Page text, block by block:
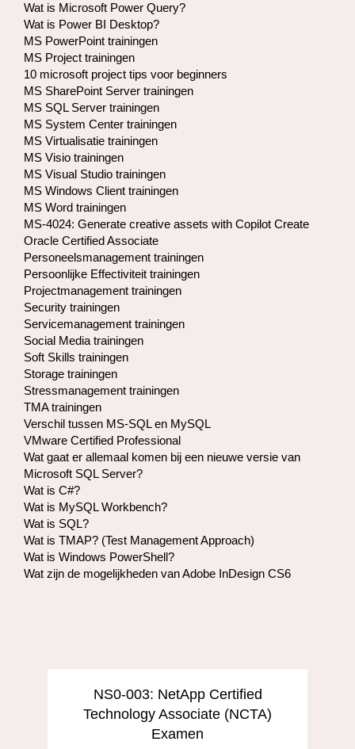
Wat is Microsoft Power Query?
Wat is Power BI Desktop?
MS PowerPoint trainingen
MS Project trainingen
10 microsoft project tips voor beginners
MS SharePoint Server trainingen
MS SQL Server trainingen
MS System Center trainingen
MS Virtualisatie trainingen
MS Visio trainingen
MS Visual Studio trainingen
MS Windows Client trainingen
MS Word trainingen
MS-4024: Generate creative assets with Copilot Create
Oracle Certified Associate
Personeelsmanagement trainingen
Persoonlijke Effectiviteit trainingen
Projectmanagement trainingen
Security trainingen
Servicemanagement trainingen
Social Media trainingen
Soft Skills trainingen
Storage trainingen​
Stressmanagement trainingen
TMA trainingen
Verschil tussen MS-SQL en MySQL
VMware Certified Professional
Wat gaat er allemaal komen bij een nieuwe versie van
Microsoft SQL Server?
Wat is C#?
Wat is MySQL Workbench?
Wat is SQL?
Wat is TMAP? (Test Management Approach)
Wat is Windows PowerShell?
Wat zijn de mogelijkheden van Adobe InDesign CS6
NS0-003: NetApp Certified
Technology Associate (NCTA)
Examen